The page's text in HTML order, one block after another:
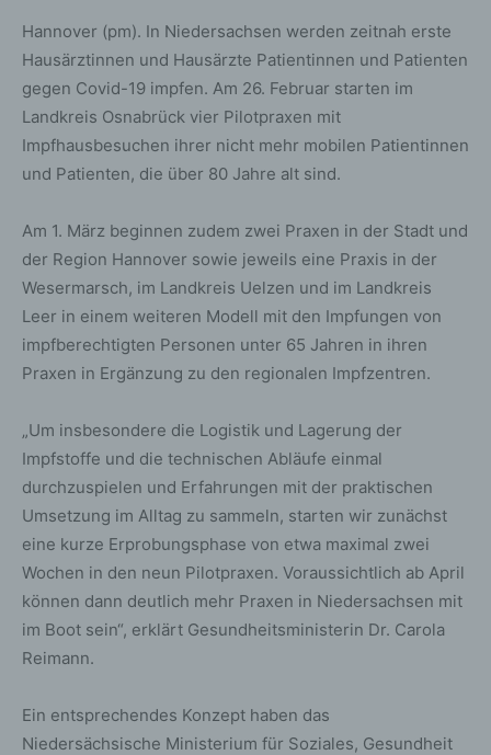
Hannover (pm). In Niedersachsen werden zeitnah erste
Hausärztinnen und Hausärzte Patientinnen und Patienten
gegen Covid-19 impfen. Am 26. Februar starten im
Landkreis Osnabrück vier Pilotpraxen mit
Impfhausbesuchen ihrer nicht mehr mobilen Patientinnen
und Patienten, die über 80 Jahre alt sind.
Am 1. März beginnen zudem zwei Praxen in der Stadt und
der Region Hannover sowie jeweils eine Praxis in der
Wesermarsch, im Landkreis Uelzen und im Landkreis
Leer in einem weiteren Modell mit den Impfungen von
impfberechtigten Personen unter 65 Jahren in ihren
Praxen in Ergänzung zu den regionalen Impfzentren.
„Um insbesondere die Logistik und Lagerung der
Impfstoffe und die technischen Abläufe einmal
durchzuspielen und Erfahrungen mit der praktischen
Umsetzung im Alltag zu sammeln, starten wir zunächst
eine kurze Erprobungsphase von etwa maximal zwei
Wochen in den neun Pilotpraxen. Voraussichtlich ab April
können dann deutlich mehr Praxen in Niedersachsen mit
im Boot sein“, erklärt Gesundheitsministerin Dr. Carola
Reimann.
Ein entsprechendes Konzept haben das
Niedersächsische Ministerium für Soziales, Gesundheit